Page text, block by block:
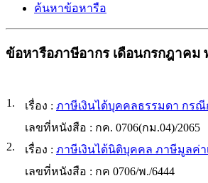
ค้นหาข้อหารือ
ข้อหารือภาษีอากร เดือนกรกฎาคม
1.
เรื่อง : ภาษีเงินได้บุคคลธรรมดา กร
เลขที่หนังสือ : กค. 0706(กม.04)/2065
2.
เรื่อง : ภาษีเงินได้นิติบุคคล ภาษีมูลค่
เลขที่หนังสือ : กค 0706/พ./6444